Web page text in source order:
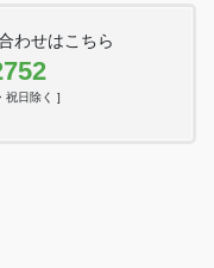
わせはこちら
祝日除く ]